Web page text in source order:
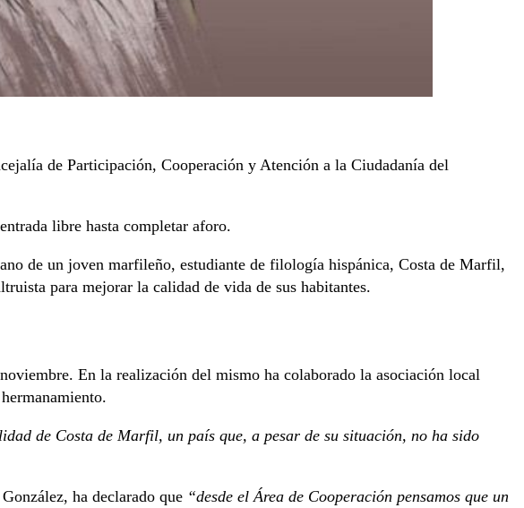
de Participación, Cooperación y Atención a la Ciudadanía del
libre hasta completar aforo.
de un joven marfileño, estudiante de filología hispánica, Costa de Marfil,
para mejorar la calidad de vida de sus habitantes.
En la realización del mismo ha colaborado la asociación local
de Costa de Marfil, un país que, a pesar de su situación, no ha sido
ha declarado que “desde el Área de Cooperación pensamos que un